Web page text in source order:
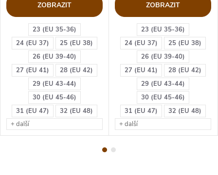
23 (EU 35-36)
24 (EU 37)
25 (EU 38)
26 (EU 39-40)
27 (EU 41)
28 (EU 42)
29 (EU 43-44)
30 (EU 45-46)
31 (EU 47)
32 (EU 48)
+ další
ZOBRAZIT
23 (EU 35-36)
24 (EU 37)
25 (EU 38)
26 (EU 39-40)
27 (EU 41)
28 (EU 42)
29 (EU 43-44)
30 (EU 45-46)
31 (EU 47)
32 (EU 48)
+ další
ZOBRAZIT